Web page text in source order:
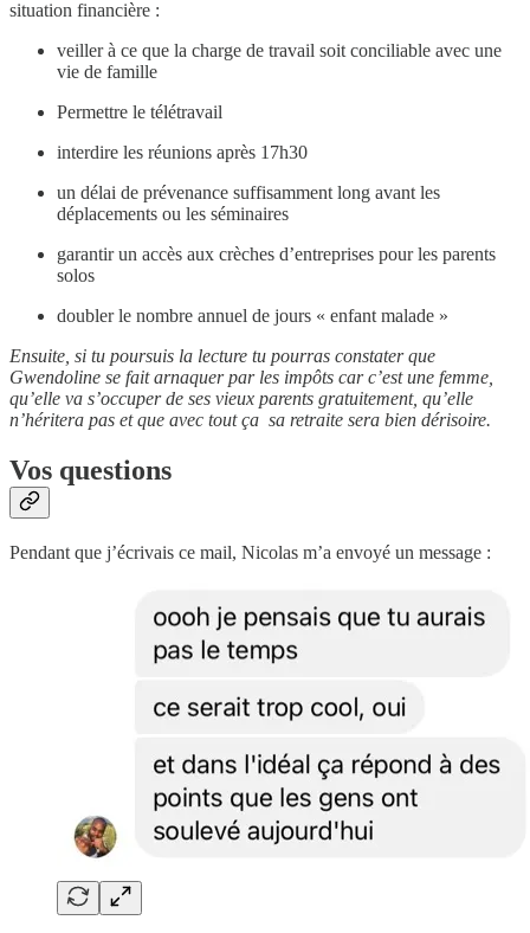
situation financière :
veiller à ce que la charge de travail soit conciliable avec une
vie de famille
Permettre le télétravail
interdire les réunions après 17h30
un délai de prévenance suffisamment long avant les
déplacements ou les séminaires
garantir un accès aux crèches d’entreprises pour les parents
solos
doubler le nombre annuel de jours « enfant malade »
Ensuite, si tu poursuis la lecture tu pourras constater que
Gwendoline se fait arnaquer par les impôts car c’est une femme,
qu’elle va s’occuper de ses vieux parents gratuitement, qu’elle
n’héritera pas et que avec tout ça sa retraite sera bien dérisoire.
Vos questions
Pendant que j’écrivais ce mail, Nicolas m’a envoyé un message :